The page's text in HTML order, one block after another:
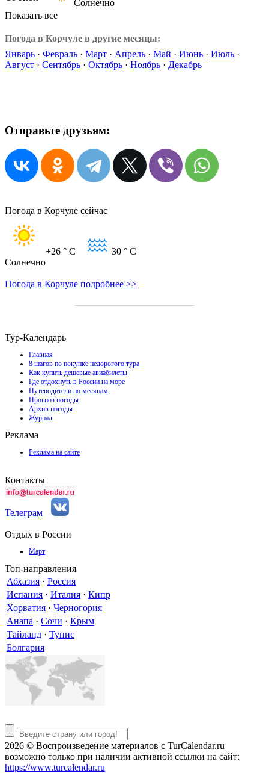
Солнечно
Показать все
Погода в Корчуле в другие месяцы:
Январь · Февраль · Март · Апрель · Май · Июнь · Июль ·
Август · Сентябрь · Октябрь · Ноябрь · Декабрь
Отправьте друзьям:
Погода в Корчуле сейчас
+26 ° C 30 ° C
Солнечно
Погода в Корчуле подробнее >>
Тур-Календарь
Главная
8 шагов по покупке недорогого тура
Как купить дешевые авиабилеты
Где отдохнуть в России на море
Путеводители по месяцам
Прогноз погоды
Архив погоды
Журнал
Реклама
Реклама на сайте
Контакты
Телеграм
Отдых в России
Март
Топ-направления
Абхазия · Россия
Испания · Италия · Кипр
Хорватия · Черногория
Анапа · Сочи · Крым
Тайланд · Тунис
Болгария
2026 © Воспроизведение материалов c TurCalendar.ru
возможно только при наличии активной ссылки на сайт:
https://www.turcalendar.ru